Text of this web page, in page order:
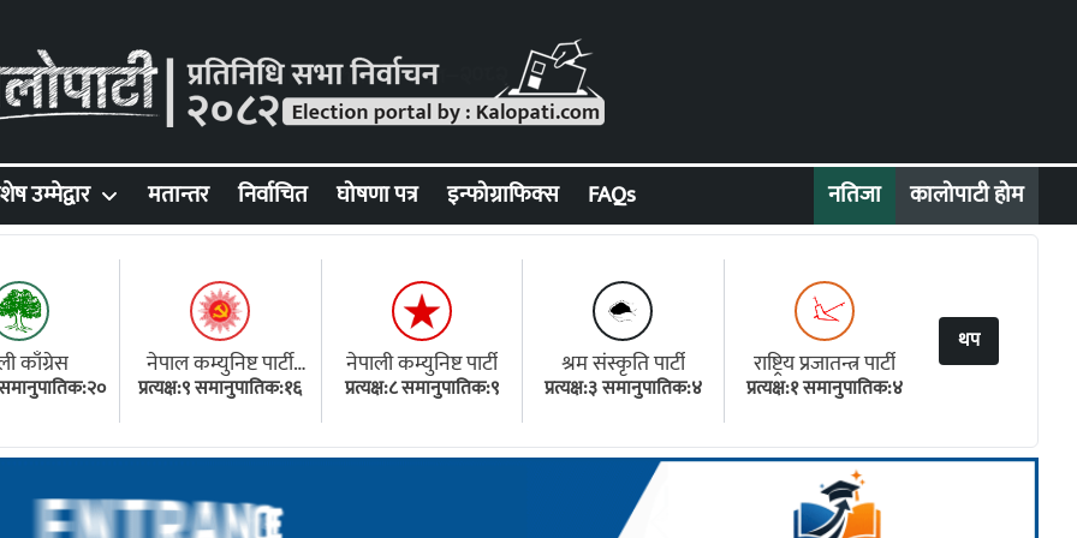
नतिजा कालोपाटी होम
उम्मेद्वार मतान्तर निर्वाचित घोषणा पत्र इन्फोग्राफिक्स FAQs
काँग्रेस
समानुपातिक:२०
नेपाल कम्युनिष्ट पार्टी
(एमाले)
प्रत्यक्ष:९ समानुपातिक:१६
नेपाली कम्युनिष्ट पार्टी
प्रत्यक्ष:८ समानुपातिक:९
श्रम संस्कृति पार्टी
प्रत्यक्ष:३ समानुपातिक:४
राष्ट्रिय प्रजातन्त्र पार्टी
प्रत्यक्ष:१ समानुपातिक:४
थप